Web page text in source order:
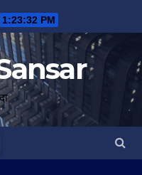
1:23:33 PM